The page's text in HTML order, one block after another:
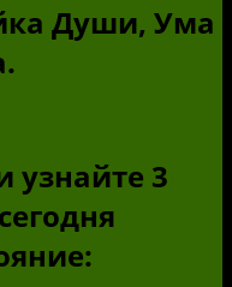
Души, Ума
узнайте 3